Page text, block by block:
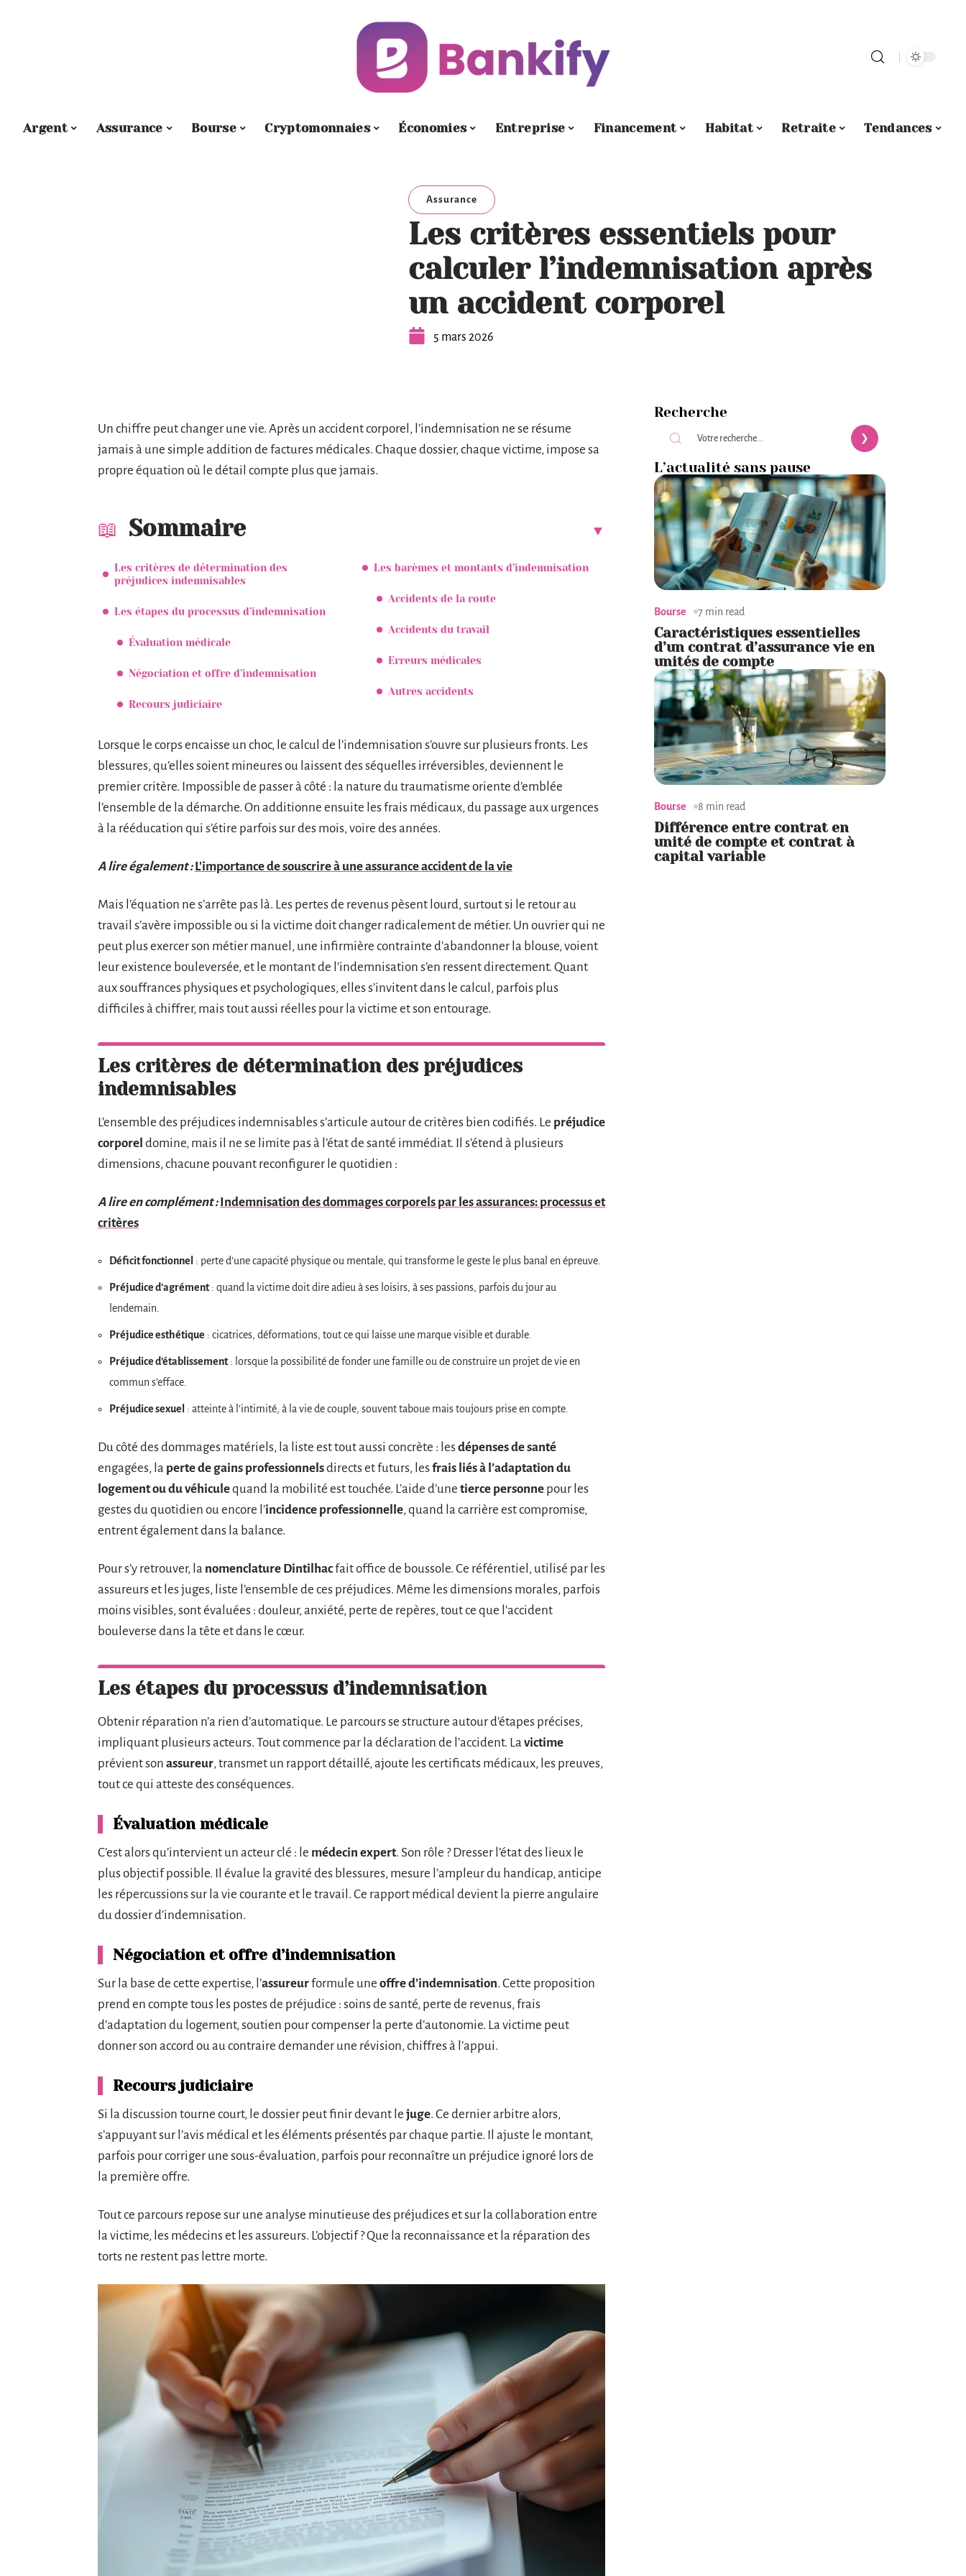
Argent Assurance Bourse Cryptomonnaies Économies Entreprise Financement Habitat Retraite Tendances
Assurance
Les critères essentiels pour
calculer l’indemnisation après
un accident corporel
5 mars 2026
Un chiffre peut changer une vie. Après un accident corporel, l’indemnisation ne se résume
jamais à une simple addition de factures médicales. Chaque dossier, chaque victime, impose sa
propre équation où le détail compte plus que jamais.
Sommaire
Les critères de détermination des
préjudices indemnisables
Les étapes du processus d’indemnisation
Évaluation médicale
Négociation et offre d’indemnisation
Recours judiciaire
Les barèmes et montants d’indemnisation
Accidents de la route
Accidents du travail
Erreurs médicales
Autres accidents
Lorsque le corps encaisse un choc, le calcul de l’indemnisation s’ouvre sur plusieurs fronts. Les
blessures, qu’elles soient mineures ou laissent des séquelles irréversibles, deviennent le
premier critère. Impossible de passer à côté : la nature du traumatisme oriente d’emblée
l’ensemble de la démarche. On additionne ensuite les frais médicaux, du passage aux urgences
à la rééducation qui s’étire parfois sur des mois, voire des années.
A lire également : L'importance de souscrire à une assurance accident de la vie
Mais l’équation ne s’arrête pas là. Les pertes de revenus pèsent lourd, surtout si le retour au
travail s’avère impossible ou si la victime doit changer radicalement de métier. Un ouvrier qui ne
peut plus exercer son métier manuel, une infirmière contrainte d’abandonner la blouse, voient
leur existence bouleversée, et le montant de l’indemnisation s’en ressent directement. Quant
aux souffrances physiques et psychologiques, elles s’invitent dans le calcul, parfois plus
difficiles à chiffrer, mais tout aussi réelles pour la victime et son entourage.
Les critères de détermination des préjudices
indemnisables
L’ensemble des préjudices indemnisables s’articule autour de critères bien codifiés. Le préjudice
corporel domine, mais il ne se limite pas à l’état de santé immédiat. Il s’étend à plusieurs
dimensions, chacune pouvant reconfigurer le quotidien :
A lire en complément : Indemnisation des dommages corporels par les assurances: processus et
critères
Déficit fonctionnel : perte d’une capacité physique ou mentale, qui transforme le geste le plus banal en épreuve.
Préjudice d’agrément: quand la victime doit dire adieu à ses loisirs, à ses passions, parfois du jour au
lendemain.
Préjudice esthétique : cicatrices, déformations, tout ce qui laisse une marque visible et durable.
Préjudice d’établissement: lorsque la possibilité de fonder une famille ou de construire un projet de vie en
commun s’efface.
Préjudice sexuel : atteinte à l’intimité, à la vie de couple, souvent taboue mais toujours prise en compte.
Du côté des dommages matériels, la liste est tout aussi concrète : lesdépenses de santé
engagées, la perte de gains professionnelsdirects et futurs, lesfrais liés à l’adaptation du
logement ou du véhiculequand la mobilité est touchée. L’aide d’une tierce personne pour les
gestes du quotidien ou encore l’incidence professionnelle, quand la carrière est compromise,
entrent également dans la balance.
Pour s’y retrouver, la nomenclature Dintilhacfait office de boussole. Ce référentiel, utilisé par les
assureurs et les juges, liste l’ensemble de ces préjudices. Même les dimensions morales, parfois
moins visibles, sont évaluées : douleur, anxiété, perte de repères, tout ce que l’accident
bouleverse dans la tête et dans le cœur.
Les étapes du processus d’indemnisation
Obtenir réparation n’a rien d’automatique. Le parcours se structure autour d’étapes précises,
impliquant plusieurs acteurs. Tout commence par la déclaration de l’accident. La victime
prévient son assureur, transmet un rapport détaillé, ajoute les certificats médicaux, les preuves,
tout ce qui atteste des conséquences.
Évaluation médicale
C’est alors qu’intervient un acteur clé : le médecin expert. Son rôle ? Dresser l’état des lieux le
plus objectif possible. Il évalue la gravité des blessures, mesure l’ampleur du handicap, anticipe
les répercussions sur la vie courante et le travail. Ce rapport médical devient la pierre angulaire
du dossier d’indemnisation.
Négociation et offre d’indemnisation
Sur la base de cette expertise, l’assureurformule une offre d’indemnisation. Cette proposition
prend en compte tous les postes de préjudice : soins de santé, perte de revenus, frais
d’adaptation du logement, soutien pour compenser la perte d’autonomie. La victime peut
donner son accord ou au contraire demander une révision, chiffres à l’appui.
Recours judiciaire
Si la discussion tourne court, le dossier peut finir devant le juge. Ce dernier arbitre alors,
s’appuyant sur l’avis médical et les éléments présentés par chaque partie. Il ajuste le montant,
parfois pour corriger une sous-évaluation, parfois pour reconnaître un préjudice ignoré lors de
la première offre.
Tout ce parcours repose sur une analyse minutieuse des préjudices et sur la collaboration entre
la victime, les médecins et les assureurs. L’objectif ? Que la reconnaissance et la réparation des
torts ne restent pas lettre morte.
Recherche
L’actualité sans pause
Bourse 7 min read
Caractéristiques essentielles
d’un contrat d’assurance vie en
unités de compte
Bourse 8 min read
Différence entre contrat en
unité de compte et contrat à
capital variable